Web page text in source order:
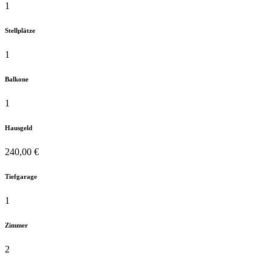
1
Stellplätze
1
Balkone
1
Hausgeld
240,00 €
Tiefgarage
1
Zimmer
2